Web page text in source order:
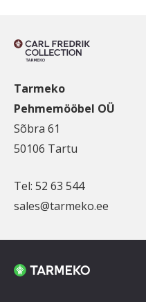
Tarmeko
Pehmemööbel OÜ
Sõbra 61
50106 Tartu
Tel: 52 63 544
sales@tarmeko.ee